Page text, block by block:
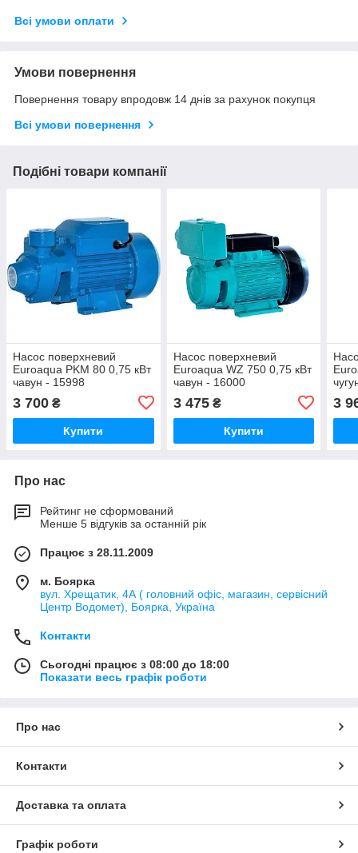
Всі умови оплати
Умови повернення
Повернення товару впродовж 14 днів за рахунок покупця
Всі умови повернення
Подібні товари компанії
Насос поверхневий
Euroaqua PKM 80 0,75 кВт
чавун - 15998
3 700 ₴
Купити
Насос поверхневий
Euroaqua WZ 750 0,75 кВт
чавун - 16000
3 475₴
Купити
3
Про нас
Рейтинг не сформований
Менше 5 відгуків за останній рік
Працює з 28.11.2009
м. Боярка
вул. Хрещатик, 4А ( головний офіс, магазин, сервісний
Центр Водомет), Боярка, Україна
Контакти
Сьогодні працює з 08:00 до 18:00
Показати весь графік роботи
Про нас
Контакти
Доставка та оплата
Графік роботи